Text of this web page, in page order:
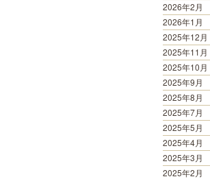
2026年2月
2026年1月
2025年12月
2025年11月
2025年10月
2025年9月
2025年8月
2025年7月
2025年5月
2025年4月
2025年3月
2025年2月